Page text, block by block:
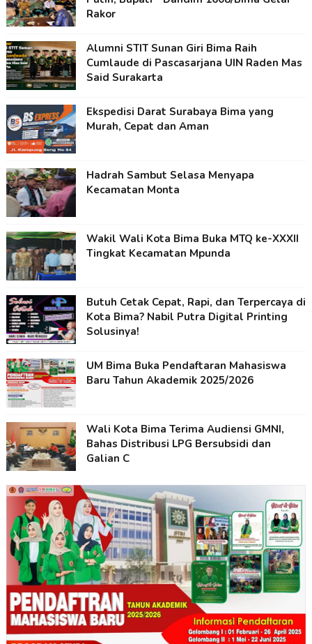
Rakor
Alumni STIT Sunan Giri Bima Raih
Cumlaude di Pascasarjana UIN Raden Mas
Said Surakarta
Ekspedisi Darat Surabaya Bima yang
Murah, Cepat dan Aman
Hadrah Sambut Selasa Menyapa
Kecamatan Monta
Wakil Wali Kota Bima Buka MTQ ke-XXXII
Tingkat Kecamatan Mpunda
Butuh Cetak Cepat, Rapi, dan Terpercaya di
Kota Bima? Nabil Putra Digital Printing
Solusinya!
UM Bima Buka Pendaftaran Mahasiswa
Baru Tahun Akademik 2025/2026
Wali Kota Bima Terima Audiensi GMNI,
Bahas Distribusi LPG Bersubsidi dan
Galian C